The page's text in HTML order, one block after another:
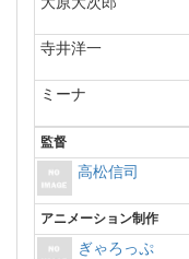
寺井洋一
ミーナ
監督
高松信司
アニメーション制作
ぎゃろっぷ